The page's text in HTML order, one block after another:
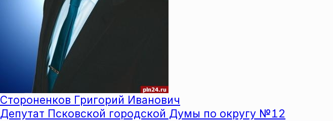
Стороненков Григорий Иванович
​​​​​​​Депутат Псковской городской Думы по округу №12